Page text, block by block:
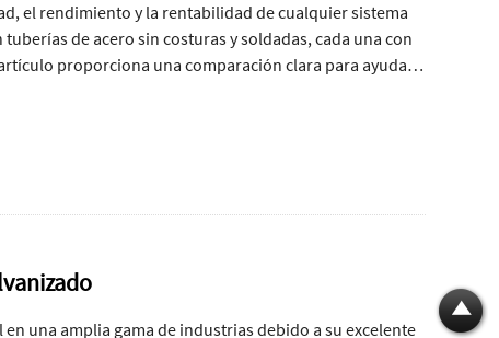
el rendimiento y la rentabilidad de cualquier sistema
de acero sin costuras y soldadas, cada una con
proporciona una comparación clara para ayudar
una amplia gama de industrias debido a su excelente